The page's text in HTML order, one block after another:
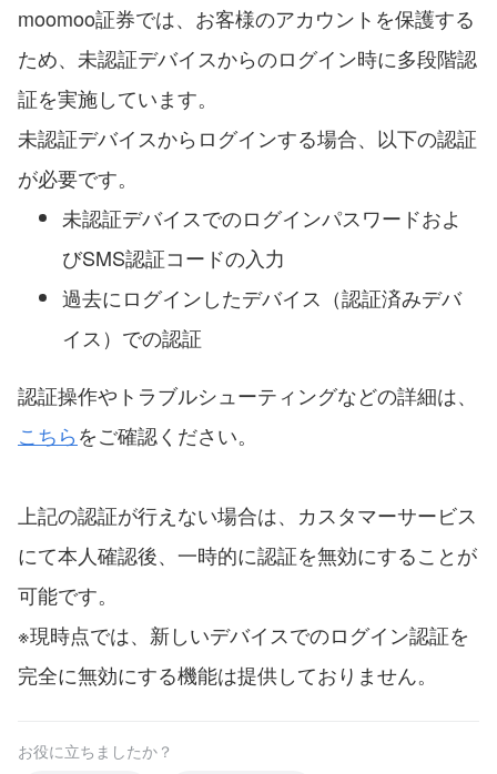
moomoo証券では、お客様のアカウントを保護する
ため、未認証デバイスからのログイン時に多段階認
証を実施しています。
未認証デバイスからログインする場合、以下の認証
が必要です。
未認証デバイスでのログインパスワードおよ
びSMS認証コードの入力
過去にログインしたデバイス（認証済みデバ
イス）での認証
認証操作やトラブルシューティングなどの詳細は、
こちらをご確認ください。
上記の認証が行えない場合は、カスタマーサービス
にて本人確認後、一時的に認証を無効にすることが
可能です。
※現時点では、新しいデバイスでのログイン認証を
完全に無効にする機能は提供しておりません。
お役に立ちましたか？